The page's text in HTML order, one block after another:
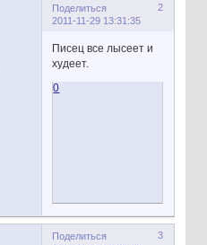
Поделиться
2
2011-11-29 13:31:35
Писец все лысеет и
худеет.
0
Поделиться
3